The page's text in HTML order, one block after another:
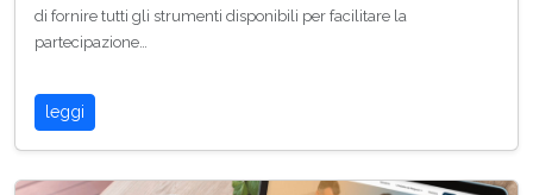
di fornire tutti gli strumenti disponibili per facilitare la
partecipazione…
leggi